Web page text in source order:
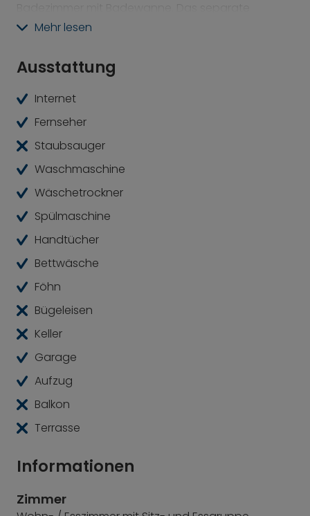
Schlafzimmer mit zwei Singlebetten (je 90x 200
Die voll eingerichtete Küche ermöglicht eine
WLAN und ein gemeinschaftlich nutzbarer
Waschraum stehen ebenfalls zur Verfügung. Eine
gepflegtes Wohngefühl.
Cafés, Restaurants und die U‑Bahn‑Station
Theresienwiese sind in etwa fünf Gehminuten
erreichbar, der Karlsplatz/Stachus in rund zehn
Die gezeigten Fotos sind exemplarisch für diesen
Apartmenttyp
Mehr lesen
Ausstattung
Internet
Fernseher
Staubsauger
Waschmaschine
Wäschetrockner
Spülmaschine
Handtücher
Bettwäsche
Föhn
Bügeleisen
Keller
Garage
Aufzug
Balkon
Terrasse
Informationen
Zimmer